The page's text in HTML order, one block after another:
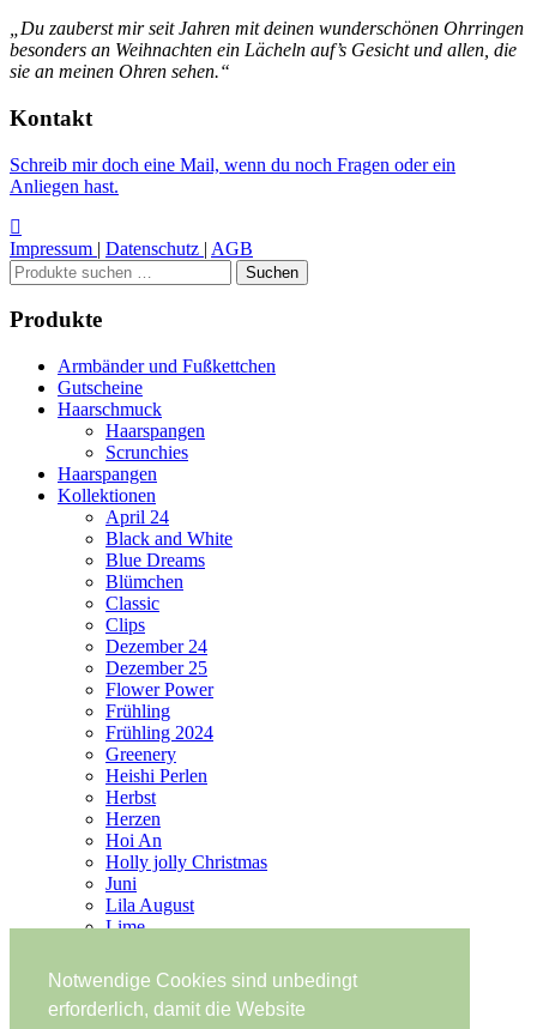
Notwendige Cookies sind unbedingt
erforderlich, damit die Website
„Du zauberst mir seit Jahren mit deinen wunderschönen Ohrringen
besonders an Weihnachten ein Lächeln auf’s Gesicht und allen, die
sie an meinen Ohren sehen.“
Kontakt
Schreib mir doch eine Mail, wenn du noch Fragen oder ein
Anliegen hast.
Impressum | Datenschutz | AGB
Suchen
nach:
Suchen
Produkte
Armbänder und Fußkettchen
Gutscheine
Haarschmuck
Haarspangen
Scrunchies
Haarspangen
Kollektionen
April 24
Black and White
Blue Dreams
Blümchen
Classic
Clips
Dezember 24
Dezember 25
Flower Power
Frühling
Frühling 2024
Greenery
Heishi Perlen
Herbst
Herzen
Hoi An
Holly jolly Christmas
Juni
Lila August
Lime
Merry Christmas
Mykonos
O du fröhliche!